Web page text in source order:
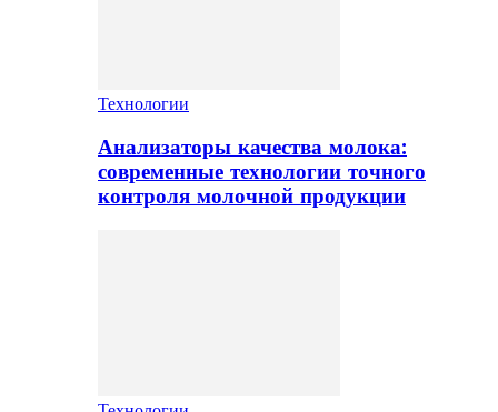
Технологии
Анализаторы качества молока:
современные технологии точного
контроля молочной продукции